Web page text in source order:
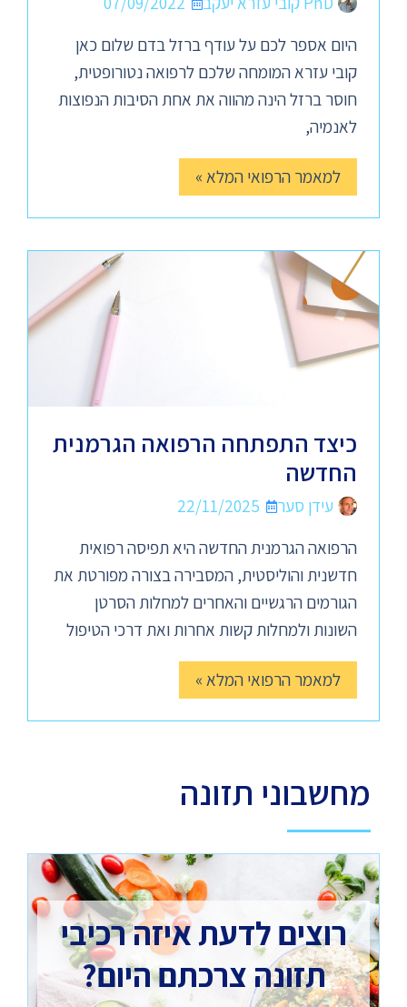
היום אספר לכם על עודף ברזל בדם שלום כאן
קובי עזרא המומחה שלכם לרפואה נטורופטית,
חוסר ברזל הינה מהווה את אחת הסיבות הנפוצות
לאנמיה,
למאמר הרפואי המלא »
כיצד התפתחה הרפואה הגרמנית
החדשה
עידן סער
22/11/2025
הרפואה הגרמנית החדשה היא תפיסה רפואית
חדשנית והוליסטית, המסבירה בצורה מפורטת את
הגורמים הרגשיים והאחרים למחלות הסרטן
השונות ולמחלות קשות אחרות ואת דרכי הטיפול
למאמר הרפואי המלא »
מחשבוני תזונה
רוצים לדעת איזה רכיבי
תזונה צרכתם היום?